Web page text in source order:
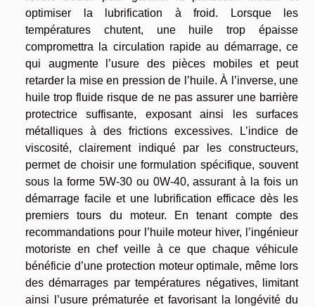
optimiser la lubrification à froid. Lorsque les
températures chutent, une huile trop épaisse
compromettra la circulation rapide au démarrage, ce
qui augmente l’usure des pièces mobiles et peut
retarder la mise en pression de l’huile. À l’inverse, une
huile trop fluide risque de ne pas assurer une barrière
protectrice suffisante, exposant ainsi les surfaces
métalliques à des frictions excessives. L’indice de
viscosité, clairement indiqué par les constructeurs,
permet de choisir une formulation spécifique, souvent
sous la forme 5W-30 ou 0W-40, assurant à la fois un
démarrage facile et une lubrification efficace dès les
premiers tours du moteur. En tenant compte des
recommandations pour l’huile moteur hiver, l’ingénieur
motoriste en chef veille à ce que chaque véhicule
bénéficie d’une protection moteur optimale, même lors
des démarrages par températures négatives, limitant
ainsi l’usure prématurée et favorisant la longévité du